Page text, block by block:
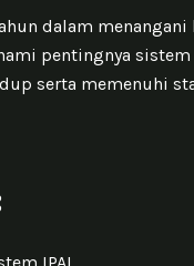
dalam
pentingnya
serta memenuhi
IPAL